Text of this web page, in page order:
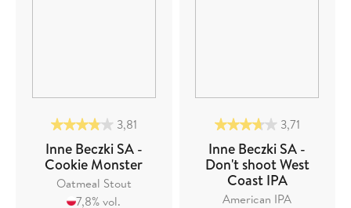
3,81
Inne Beczki SA -
Cookie Monster
Oatmeal Stout
7,8% vol.
3,71
Inne Beczki SA -
Don't shoot West
Coast IPA
American IPA